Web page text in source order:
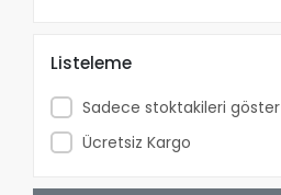
Listeleme
Sadece stoktakileri göster
Ücretsiz Kargo